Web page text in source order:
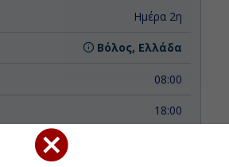
Ημέρα 2η
Βόλος, Ελλάδα
08:00
18:00